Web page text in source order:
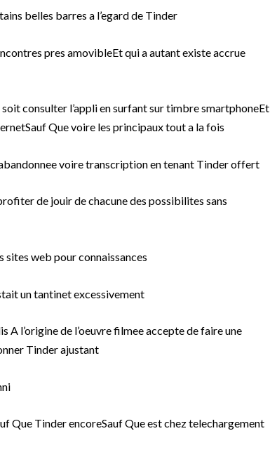
belles barres a l’egard de Tinder
pres amovibleEt qui a autant existe accrue
consulter l’appli en surfant sur timbre smartphoneEt
Que voire les principaux tout a la fois
abandonnee voire transcription en tenant Tinder offert
de jouir de chacune des possibilites sans
sites web pour connaissances
un tantinet excessivement
l’origine de l’oeuvre filmee accepte de faire une
Tinder ajustant
Que Tinder encoreSauf Que est chez telechargement